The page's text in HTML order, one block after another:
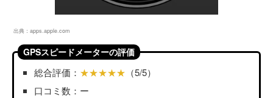
出典： apps.apple.com
GPSスピードメーターの評価
総合評価： ★★★★★ （5/5）
口コミ数：ー